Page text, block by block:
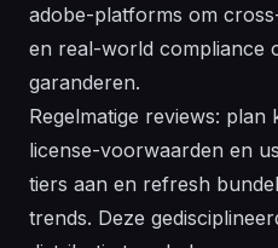
adobe-platforms om
en real-world compliance
garanderen.
Regelmatige reviews:
license-voorwaarden en
tiers aan en refresh
trends. Deze